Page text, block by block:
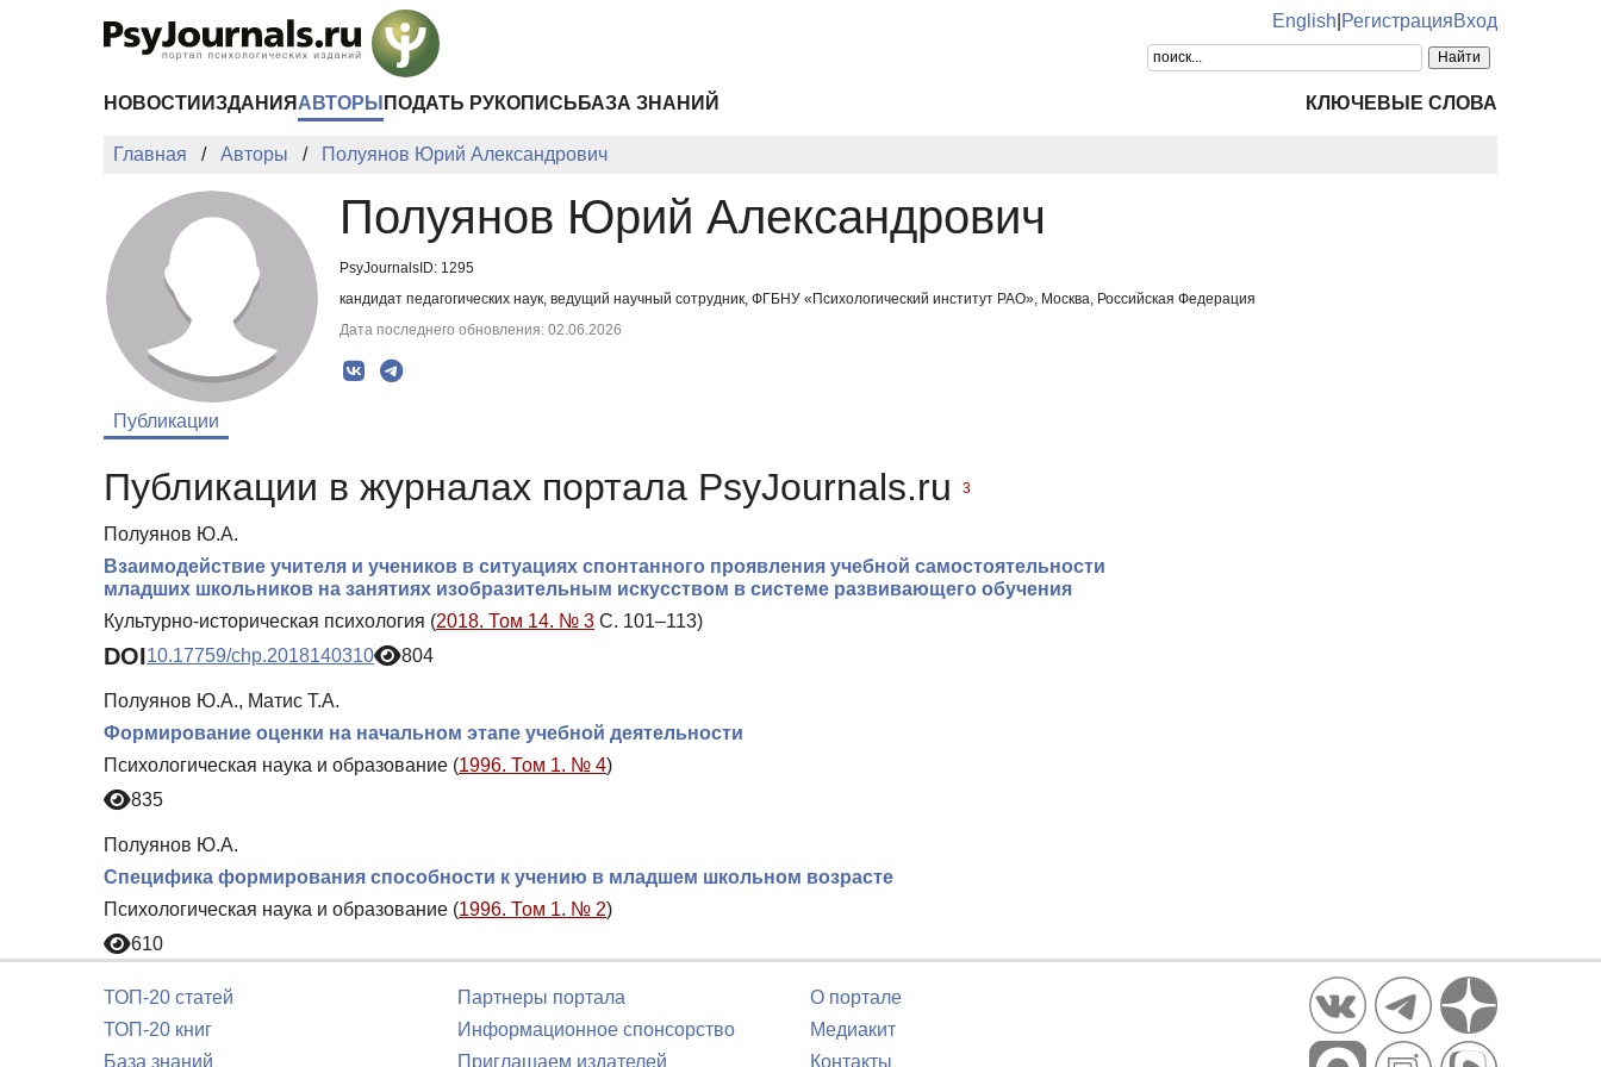
English РегистрацияВход
НОВОСТИ ИЗДАНИЯ АВТОРЫ ПОДАТЬ РУКОПИСЬ БАЗА ЗНАНИЙ КЛЮЧЕВЫЕ СЛОВА
Главная Авторы Полуянов Юрий Александрович
Полуянов Юрий Александрович
PsyJournalsID: 1295
кандидат педагогических наук, ведущий научный сотрудник, ФГБНУ «Психологический институт РАО», Москва, Российская Федерация
Дата последнего обновления: 02.06.2026
Публикации
Публикации в журналах портала PsyJournals.ru 3
Полуянов Ю.А.
Взаимодействие учителя и учеников в ситуациях спонтанного проявления учебной самостоятельности
младших школьников на занятиях изобразительным искусством в системе развивающего обучения
Культурно-историческая психология (2018. Том 14. № 3 С. 101–113)
DOI10.17759/chp.2018140310 804
Полуянов Ю.А., Матис Т.А.
Формирование оценки на начальном этапе учебной деятельности
Психологическая наука и образование (1996. Том 1. № 4)
835
Полуянов Ю.А.
Специфика формирования способности к учению в младшем школьном возрасте
Психологическая наука и образование (1996. Том 1. № 2)
610
ТОП-20 статей
ТОП-20 книг
База знаний
Партнеры портала
Информационное спонсорство
Приглашаем издателей
О портале
Медиакит
Контакты